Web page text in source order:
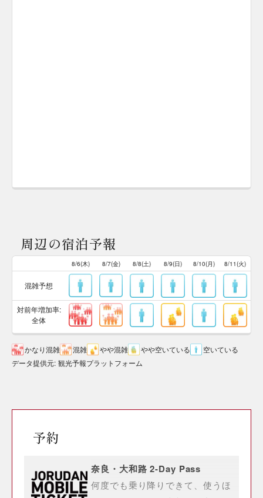
周辺の宿泊予報
8/6(木) 8/7(金) 8/8(土) 8/9(日) 8/10(月) 8/11(火)
混雑予想
対前年増加率:
全体
かなり混雑 混雑 やや混雑 やや空いている
空いている
データ提供元: 観光予報プラットフォーム
予約
奈良・大和路 2-Day Pass
何度でも乗り降りできて、使うほ